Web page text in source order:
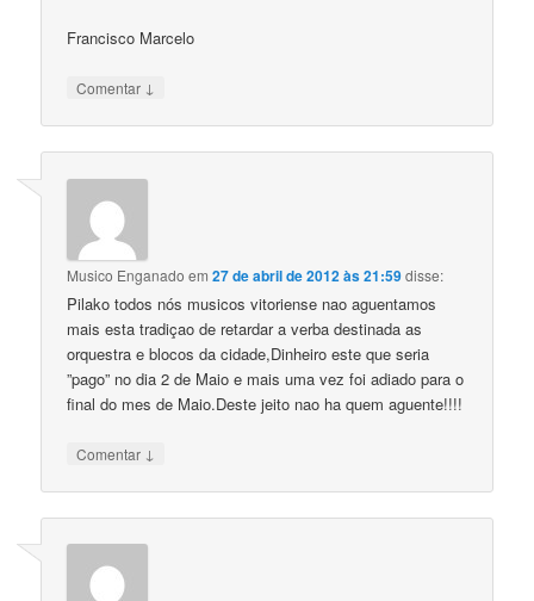
Francisco Marcelo
Comentar ↓
Musico Enganado em27 de abril de 2012 às 21:59disse:
Pilako todos nós musicos vitoriense nao aguentamos
mais esta tradiçao de retardar a verba destinada as
orquestra e blocos da cidade,Dinheiro este que seria
”pago” no dia 2 de Maio e mais uma vez foi adiado para o
final do mes de Maio.Deste jeito nao ha quem aguente!!!!
Comentar ↓